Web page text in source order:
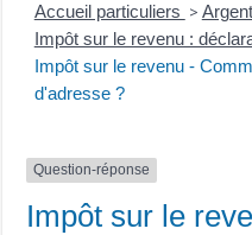
Accueil particuliers >
Impôt sur le revenu :
Impôt sur le revenu -
d'adresse ?
Question-réponse
Impôt sur le